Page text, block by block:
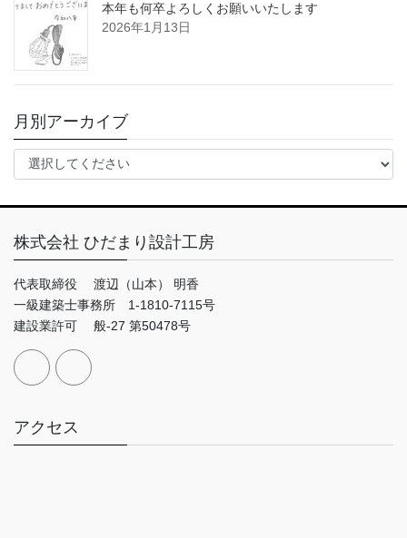
本年も何卒よろしくお願いいたします
2026年1月13日
月別アーカイブ
株式会社 ひだまり設計工房
代表取締役 渡辺（山本） 明香
一級建築士事務所 1-1810-7115号
建設業許可 般-27 第50478号
アクセス